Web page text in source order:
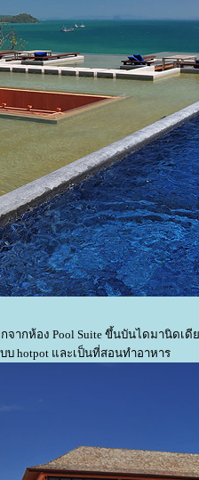
จากห้อง Pool Suite ขึ้นบันไดมานิดเ
บ hotpot และเป็นที่สอนทำอาหาร